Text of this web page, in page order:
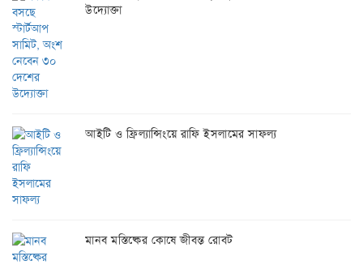
উদ্যোক্তা
আইটি ও ফ্রিল্যান্সিংয়ে রাফি ইসলামের সাফল্য
মানব মস্তিষ্কের কোষে জীবন্ত রোবট